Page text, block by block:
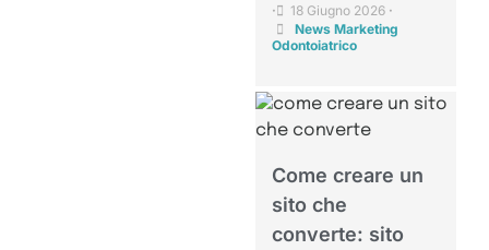
• 18 Giugno 2026 •
News Marketing
Odontoiatrico
Come creare un
sito che
converte: sito